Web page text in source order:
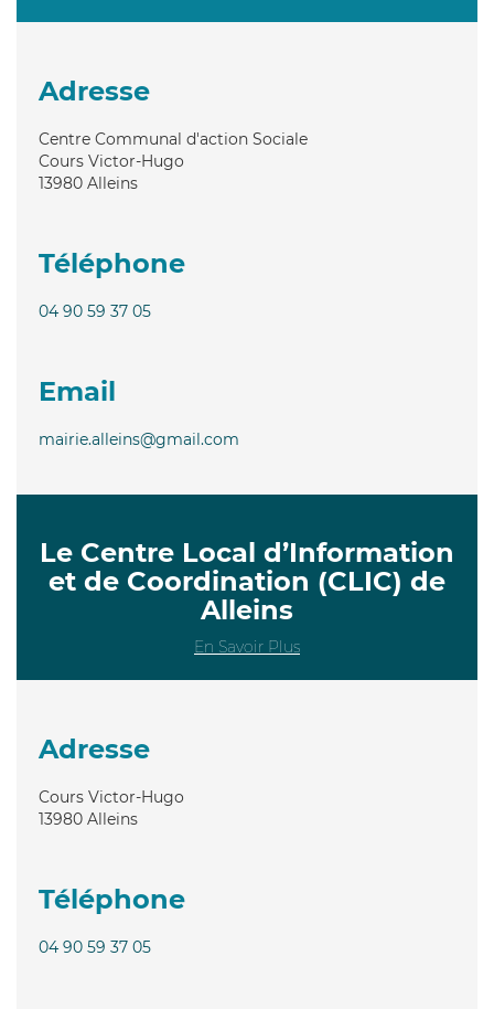
Adresse
Centre Communal d'action Sociale
Cours Victor-Hugo
13980 Alleins
Téléphone
04 90 59 37 05
Email
mairie.alleins@gmail.com
Le Centre Local d’Information
et de Coordination (CLIC) de
Alleins
En Savoir Plus
Adresse
Cours Victor-Hugo
13980 Alleins
Téléphone
04 90 59 37 05